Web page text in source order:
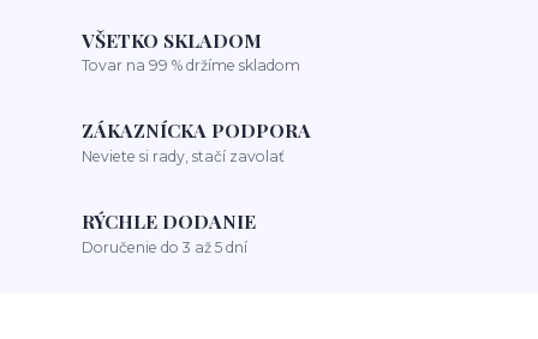
VŠETKO SKLADOM
Tovar na 99 % držíme skladom
ZÁKAZNÍCKA PODPORA
Neviete si rady, stačí zavolať
RÝCHLE DODANIE
Doručenie do 3 až 5 dní